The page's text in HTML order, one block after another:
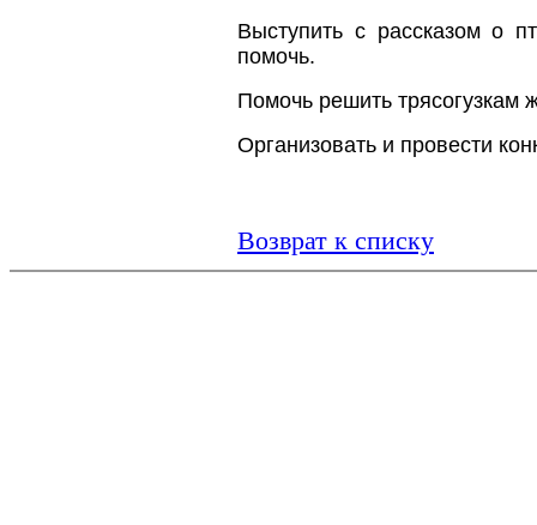
Выступить с рассказом о
помочь.
Помочь решить
Организовать и провести
Возврат к списку